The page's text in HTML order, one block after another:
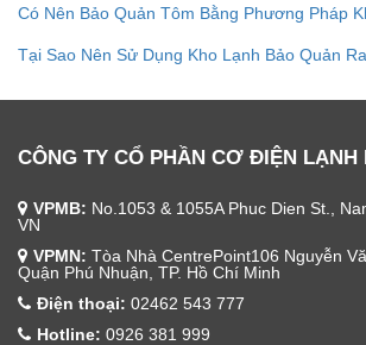
Có Nên Bảo Quản Tôm Bằng Phương Pháp
Tại Sao Nên Sử Dụng Kho Lạnh Bảo Quản
CÔNG TY CỔ PHẦN CƠ ĐIỆN LẠNH
VPMB: No.1053 & 1055A Phuc Dien St.,
VN
VPMN: Tòa Nhà CentrePoint106 Nguyễn
Quận Phú Nhuận, TP. Hồ Chí Minh
Điện thoại: 02462 543 777
Hotline: 0926 381 999